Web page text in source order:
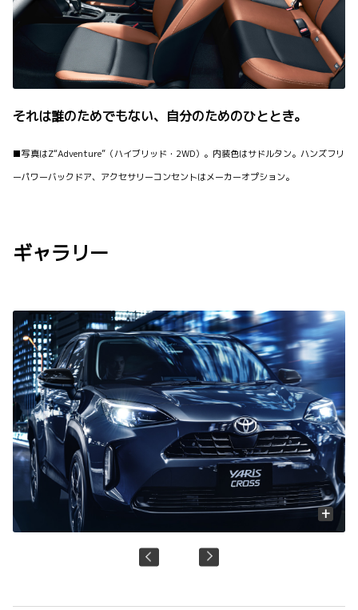
それは誰のためでもない、自分のためのひととき。
■写真はZ“Adventure”（ハイブリッド・2WD）。内装色はサドルタン。ハンズフリ
ーパワーバックドア、アクセサリーコンセントはメーカーオプション。
ギャラリー
+